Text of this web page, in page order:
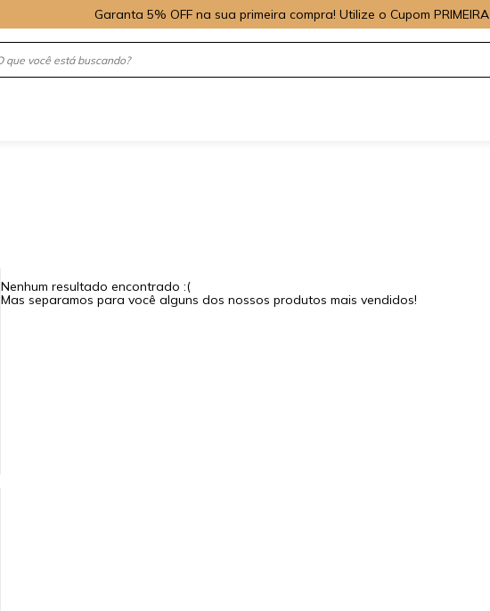
Garanta 5% OFF na sua primeira compra! Utilize o Cupom PRIMEIRA
Nenhum resultado encontrado :(
Mas separamos para você alguns dos nossos produtos mais vendidos!